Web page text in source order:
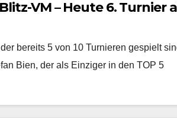
VM – Heute 6. Turnier
bereits 5 von 10 Turnieren gespielt
Bien, der als Einziger in den TOP 5